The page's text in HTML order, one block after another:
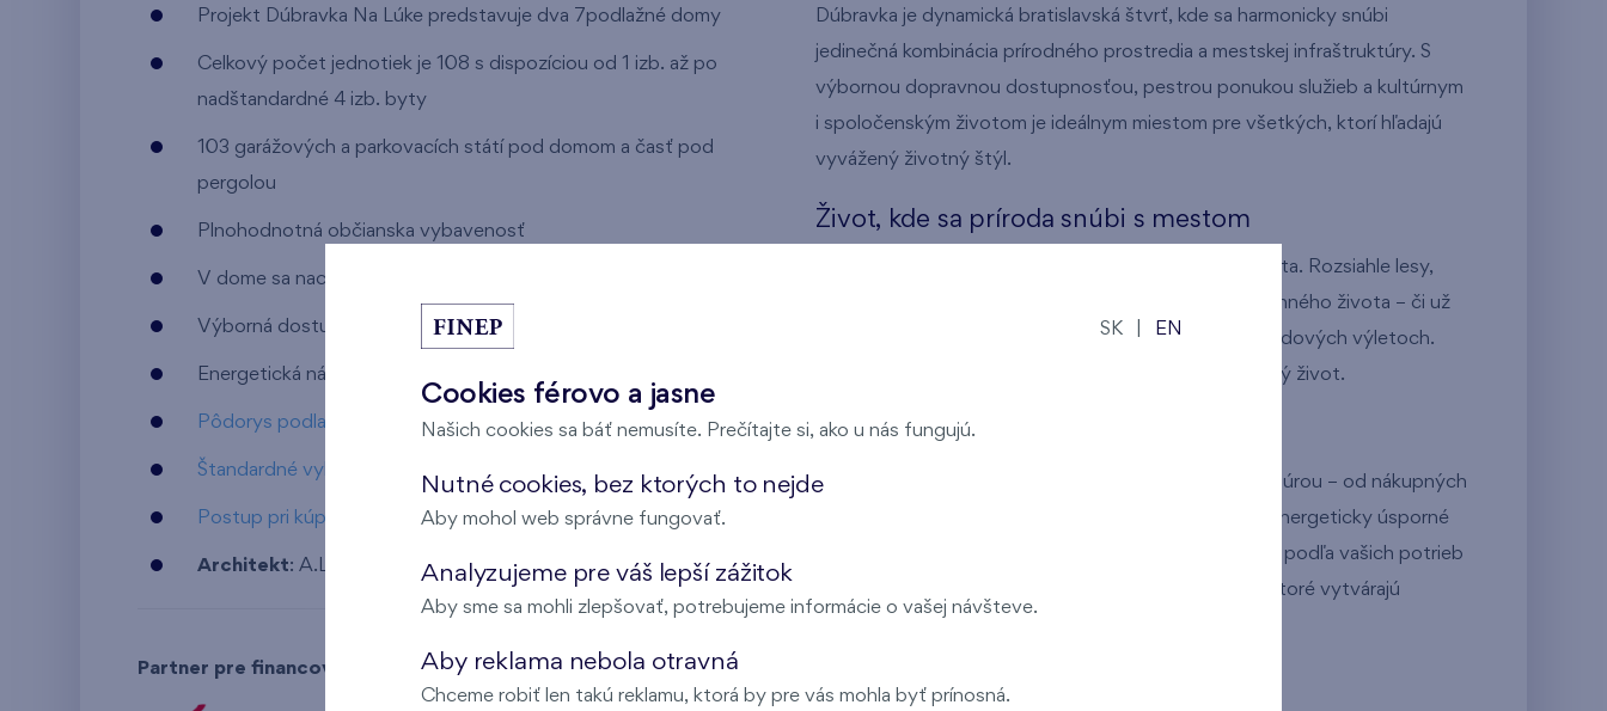
Projekt Dúbravka Na Lúke predstavuje dva 7podlažné domy
Celkový počet jednotiek je 108 s dispozíciou od 1 izb. až po
nadštandardné 4 izb. byty
103 garážových a parkovacích státí pod domom a časť pod
pergolou
Plnohodnotná občianska vybavenosť
V dome sa nachádzajú komerčné priestory na prenájom
Výborná dostupnosť MHD
Energetická náročnosť A
Pôdorys podlažia
Štandardné vybavenie bytu
Postup pri kúpe bytu a jeho financovanie
Architekt: A.LT Architekti v.o.s.
Partner pre financovanie bývania:
Dúbravka je dynamická bratislavská štvrť, kde sa harmonicky snúbi
jedinečná kombinácia prírodného prostredia a mestskej infraštruktúry. S
výbornou dopravnou dostupnosťou, pestrou ponukou služieb a kultúrnym
i spoločenským životom je ideálnym miestom pre všetkých, ktorí hľadajú
vyvážený životný štýl.
Život, kde sa príroda snúbi s mestom
Bývajte tam, kde pokoj prírody stretáva pohodlie mesta. Rozsiahle lesy,
parky a zelené plochy budú súčasťou vášho každodenného života – či už
pri rannom behu, rodinných prechádzkach alebo víkendových výletoch.
Toto miesto ponúka ideálne prostredie pre harmonický život.
Moderné bývanie v srdci Dúbravky
Projekt spája moderné bývanie s výbornou infraštruktúrou – od nákupných
centier a škôl až po výbornú dopravnú dostupnosť. Energeticky úsporné
byty s premyslenými dispozíciami a možnosťou úprav podľa vašich potrieb
dopĺňajú komerčné priestory a komunitné podujatia, ktoré vytvárajú
SK EN
Cookies férovo a jasne
Našich cookies sa báť nemusíte. Prečítajte si, ako u nás fungujú.
Nutné cookies, bez ktorých to nejde
Aby mohol web správne fungovať.
Analyzujeme pre váš lepší zážitok
Aby sme sa mohli zlepšovať, potrebujeme informácie o vašej návšteve.
Aby reklama nebola otravná
Chceme robiť len takú reklamu, ktorá by pre vás mohla byť prínosná.